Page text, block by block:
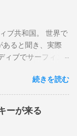
ライドしてきたポ
ボーベイ、グリ
チ、キラ、レノ
レー、キラ、レイ
チ 絶対に入りたい
レートオーシャ
ブ共和国。 世界で
あると聞き、実際
ブでサーフィン
目の前のブレイク
ひとつが、複数の
ップ」です。 今
時間と空間の贅
続きを読む
ーが来る